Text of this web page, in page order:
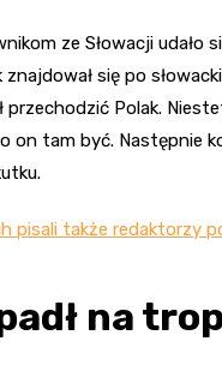
ze Słowacji udało
się po
Polak.
on tam być. Następnie
pisali także redaktorzy
na